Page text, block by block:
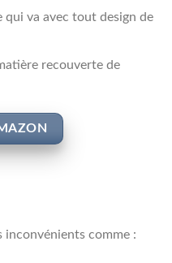
va avec tout design de
recouverte de
inconvénients comme :